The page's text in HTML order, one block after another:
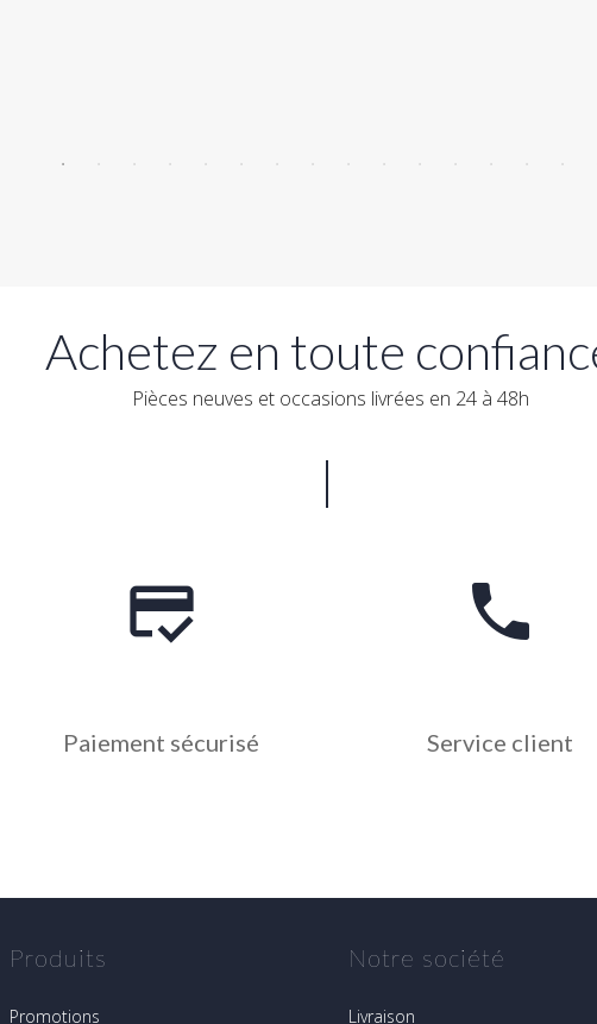
Achetez en toute
Pièces neuves et occasions livrées en 24 à 48h
credit_score
Paiement sécurisé
phone
Service client
Produits
Promotions
Notre société
Livraison